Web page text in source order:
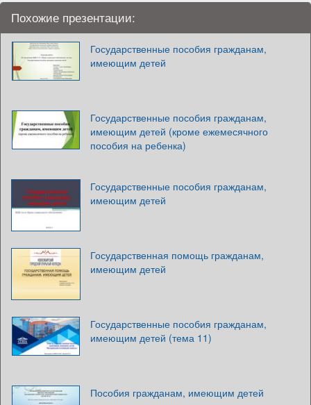
Похожие презентации:
Государственные пособия гражданам,
имеющим детей
Государственные пособия гражданам,
имеющим детей (кроме ежемесячного
пособия на ребенка)
Государственные пособия гражданам,
имеющим детей
Государственная помощь гражданам,
имеющим детей
Государственные пособия гражданам,
имеющим детей (тема 11)
Пособия гражданам, имеющим детей